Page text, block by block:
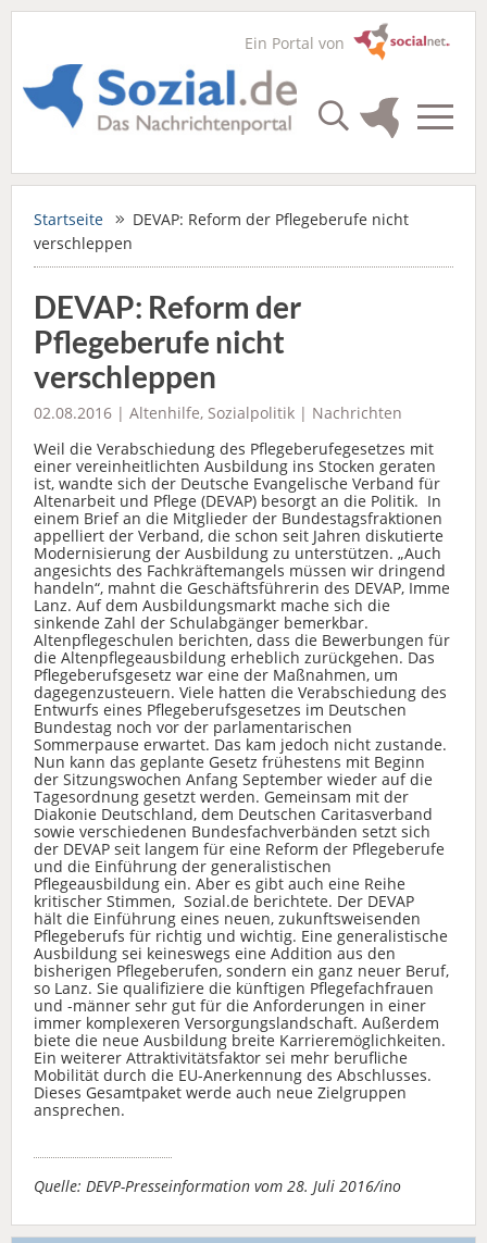
Ein Portal von
Startseite
DEVAP: Reform der Pflegeberufe nicht
verschleppen
DEVAP: Reform der
Pflegeberufe nicht
verschleppen
02.08.2016 | Altenhilfe, Sozialpolitik | Nachrichten
Weil die Verabschiedung des Pflegeberufegesetzes mit
einer vereinheitlichten Ausbildung ins Stocken geraten
ist, wandte sich der Deutsche Evangelische Verband für
Altenarbeit und Pflege (DEVAP) besorgt an die Politik. In
einem Brief an die Mitglieder der Bundestagsfraktionen
appelliert der Verband, die schon seit Jahren diskutierte
Modernisierung der Ausbildung zu unterstützen. „Auch
angesichts des Fachkräftemangels müssen wir dringend
handeln“, mahnt die Geschäftsführerin des DEVAP, Imme
Lanz. Auf dem Ausbildungsmarkt mache sich die
sinkende Zahl der Schulabgänger bemerkbar.
Altenpflegeschulen berichten, dass die Bewerbungen für
die Altenpflegeausbildung erheblich zurückgehen. Das
Pflegeberufsgesetz war eine der Maßnahmen, um
dagegenzusteuern. Viele hatten die Verabschiedung des
Entwurfs eines Pflegeberufsgesetzes im Deutschen
Bundestag noch vor der parlamentarischen
Sommerpause erwartet. Das kam jedoch nicht zustande.
Nun kann das geplante Gesetz frühestens mit Beginn
der Sitzungswochen Anfang September wieder auf die
Tagesordnung gesetzt werden. Gemeinsam mit der
Diakonie Deutschland, dem Deutschen Caritasverband
sowie verschiedenen Bundesfachverbänden setzt sich
der DEVAP seit langem für eine Reform der Pflegeberufe
und die Einführung der generalistischen
Pflegeausbildung ein. Aber es gibt auch eine Reihe
kritischer Stimmen, Sozial.de berichtete. Der DEVAP
hält die Einführung eines neuen, zukunftsweisenden
Pflegeberufs für richtig und wichtig. Eine generalistische
Ausbildung sei keineswegs eine Addition aus den
bisherigen Pflegeberufen, sondern ein ganz neuer Beruf,
so Lanz. Sie qualifiziere die künftigen Pflegefachfrauen
und -männer sehr gut für die Anforderungen in einer
immer komplexeren Versorgungslandschaft. Außerdem
biete die neue Ausbildung breite Karrieremöglichkeiten.
Ein weiterer Attraktivitätsfaktor sei mehr berufliche
Mobilität durch die EU-Anerkennung des Abschlusses.
Dieses Gesamtpaket werde auch neue Zielgruppen
ansprechen.
Quelle: DEVP-Presseinformation vom 28. Juli 2016/ino